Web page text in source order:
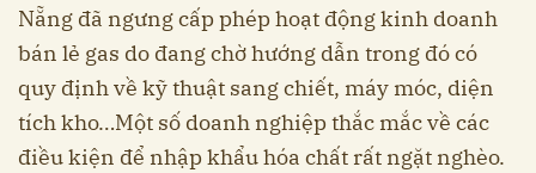
Nẵng đã ngưng cấp phép hoạt động kinh doanh
bán lẻ gas do đang chờ hướng dẫn trong đó có
quy định về kỹ thuật sang chiết, máy móc, diện
tích kho…Một số doanh nghiệp thắc mắc về các
điều kiện để nhập khẩu hóa chất rất ngặt nghèo.